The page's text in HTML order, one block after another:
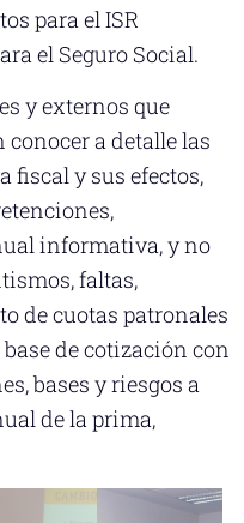
para el ISR
el Seguro Social.
y externos que
a detalle las
fiscal y sus efectos,
informativa, y no
faltas,
de cuotas patronales
de cotización con
bases y riesgos a
de la prima,